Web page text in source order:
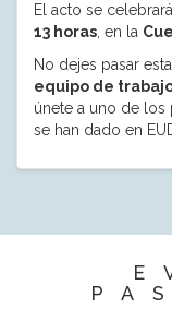
El acto se
13 horas , en la
No dejes pasar
equipo de trabajo
únete a uno de los
se han dado en